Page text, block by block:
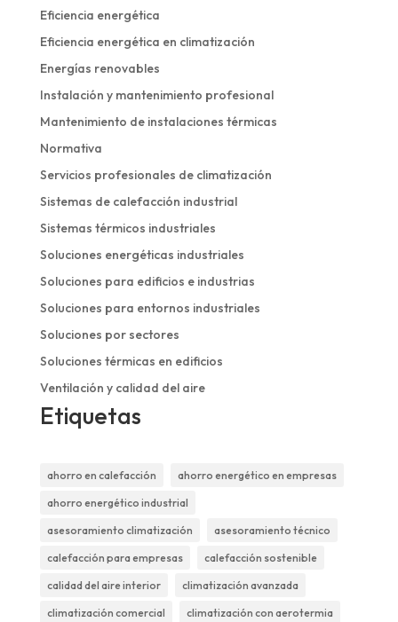
Eficiencia energética
Eficiencia energética en climatización
Energías renovables
Instalación y mantenimiento profesional
Mantenimiento de instalaciones térmicas
Normativa
Servicios profesionales de climatización
Sistemas de calefacción industrial
Sistemas térmicos industriales
Soluciones energéticas industriales
Soluciones para edificios e industrias
Soluciones para entornos industriales
Soluciones por sectores
Soluciones térmicas en edificios
Ventilación y calidad del aire
Etiquetas
ahorro en calefacción ahorro energético en empresas
ahorro energético industrial
asesoramiento climatización asesoramiento técnico
calefacción para empresas calefacción sostenible
calidad del aire interior climatización avanzada
climatización comercial climatización con aerotermia